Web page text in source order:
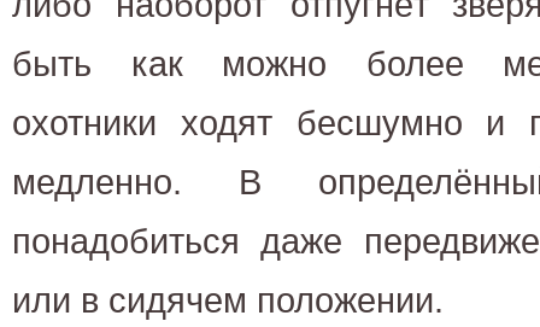
быть как можно более
охотники ходят бесшумно и
медленно. В
понадобиться даже
или в сидячем положении.